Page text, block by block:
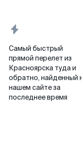
Самый быстрый
прямой перелет из
Красноярска туда и
обратно, найденный
нашем сайте за
последнее время